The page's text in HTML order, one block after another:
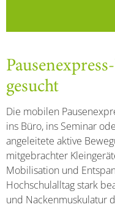
gesucht
Die mobilen
ins Büro, ins Seminar
angeleitete aktive
mitgebrachter
Mobilisation und
Hochschulalltag stark
und Nackenmuskulatur